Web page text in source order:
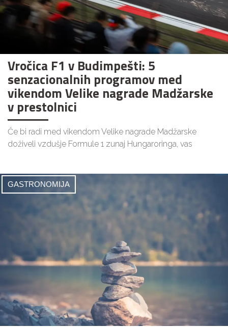
Vročica F1 v Budimpešti: 5
senzacionalnih programov med
vikendom Velike nagrade Madžarske
v prestolnici
Če bi radi med vikendom Velike nagrade Madžarske
doživeli vzdušje Formule 1 zunaj Hungaroringa, vas
GASTRONOMIJA